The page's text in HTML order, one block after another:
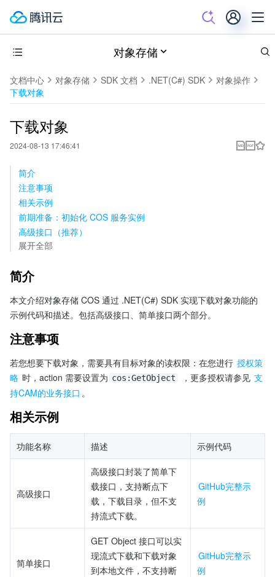
对象存储
文档中心 对象存储 SDK 文档 .NET(C#) SDK
对象操作
下载对象
下载对象
2024-08-13 17:46:41
简介
注意事项
相关示例
前期准备：初始化 COS 服务实例
高级接口（推荐）
展开全部
简介
本文介绍对象存储 COS 通过 .NET(C#) SDK 实现下载对象功能的
示例代码和描述。包括高级接口、简单接口两个部分。
注意事项
若您想要下载对象，需要具有目标对象的读权限：在您进行 授权策
略 时，action 需要设置为 cos:GetObject ，更多授权请参见 支
持CAM的业务接口 。
相关示例
功能名称 描述 示例代码
高级接口
高级接口封装了简单下
载接口，支持断点下
载，下载目录，但不支
持流式下载。
GitHub完整示
例
简单接口
GET Object 接口可以实
现流式下载和下载对象
到本地文件，不支持断
GitHub完整示
例